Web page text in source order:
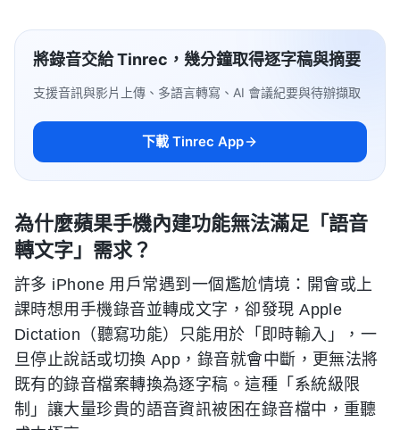
將錄音交給 Tinrec，幾分鐘取得逐字稿與摘要
支援音訊與影片上傳、多語言轉寫、AI 會議紀要與待辦擷取
下載 Tinrec App
為什麼蘋果手機內建功能無法滿足「語音
轉文字」需求？
許多 iPhone 用戶常遇到一個尷尬情境：開會或上
課時想用手機錄音並轉成文字，卻發現 Apple
Dictation（聽寫功能）只能用於「即時輸入」，一
旦停止說話或切換 App，錄音就會中斷，更無法將
既有的錄音檔案轉換為逐字稿。這種「系統級限
制」讓大量珍貴的語音資訊被困在錄音檔中，重聽